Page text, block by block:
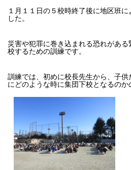
１月１１日の５校時終了後に地区班
した。
災害や犯罪に巻き込まれる恐れがあ
校するための訓練です。
訓練では、初めに校長先生から、子
にどのような時に集団下校となるのか